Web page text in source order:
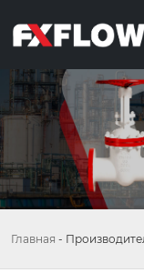
Главная -